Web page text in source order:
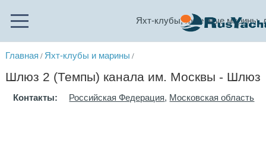
Яхт-клубы, яхтенные марины,
Главная / Яхт-клубы и марины /
Шлюз 2 (Темпы) канала им. Москвы - Шлюз
Контакты: Российская Федерация, Московская область